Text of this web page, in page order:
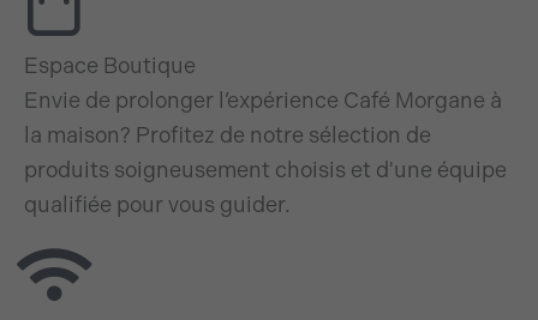
Espace Boutique
Envie de prolonger l’expérience Café Morgane à
la maison? Profitez de notre sélection de
produits soigneusement choisis et d'une équipe
qualifiée pour vous guider.